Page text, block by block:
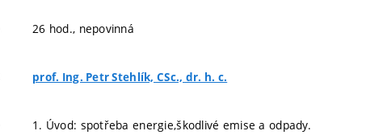
26 hod., nepovinná
prof. Ing. Petr Stehlík, CSc., dr. h. c.
1. Úvod: spotřeba energie,škodlivé emise a odpady.